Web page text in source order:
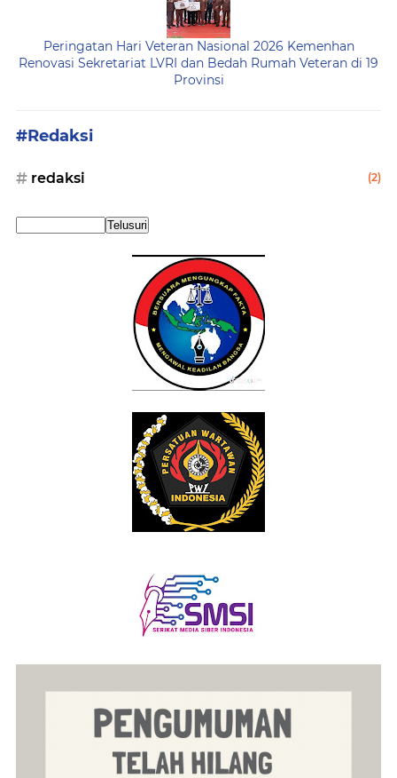
Peringatan Hari Veteran Nasional 2026 Kemenhan
Renovasi Sekretariat LVRI dan Bedah Rumah Veteran di 19
Provinsi
#Redaksi
redaksi (2)